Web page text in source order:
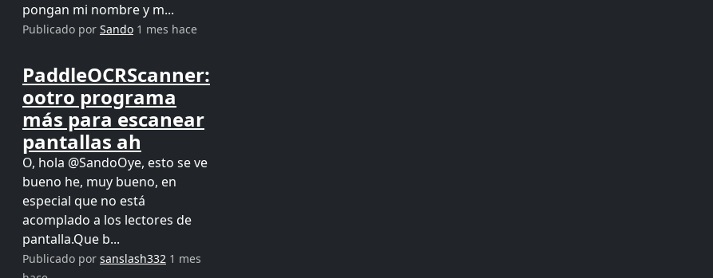
pongan mi nombre y m...
Publicado por Sando 1 mes hace
PaddleOCRScanner:
ootro programa
más para escanear
pantallas ah
O, hola @SandoOye, esto se ve
bueno he, muy bueno, en
especial que no está
acomplado a los lectores de
pantalla.Que b...
Publicado por sanslash332 1 mes